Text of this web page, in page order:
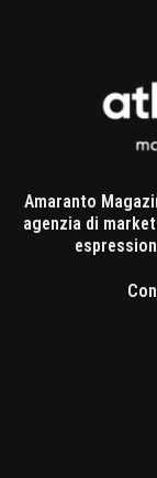
Amaranto
agenzia di